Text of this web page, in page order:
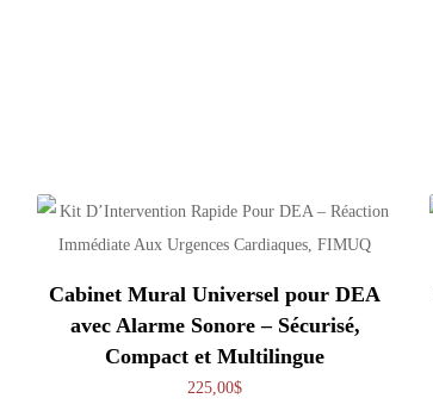
Cabinet Mural Universel pour DEA
avec Alarme Sonore – Sécurisé,
Compact et Multilingue
225,00$